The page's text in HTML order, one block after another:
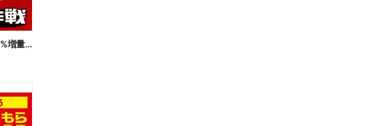
【おトク】お値段そのまま!45%増量作戦!